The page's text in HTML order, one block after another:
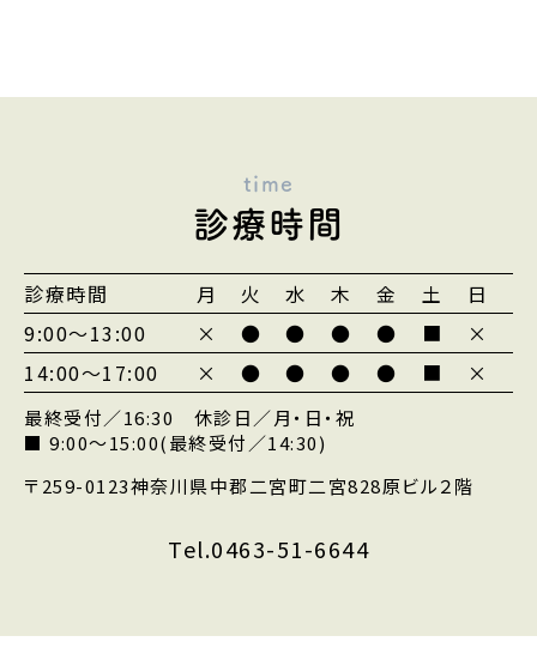
time
診療時間
診療時間 月 火 水 木 金 土
日
9:00～13:00
× ● ● ● ● ■
×
14:00～17:00
× ● ● ● ● ■ ×
最終受付／16:30 休診日／月・日・祝
■ 9:00〜15:00(最終受付／14:30)
〒259-0123神奈川県中郡二宮町二宮828原ビル２階
Tel.0463-51-6644